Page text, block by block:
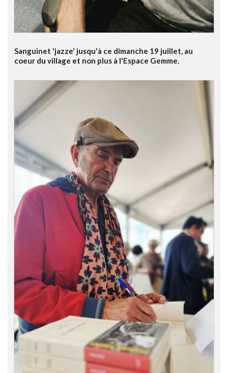
Sanguinet 'jazze' jusqu'à ce dimanche 19 juillet, au
coeur du village et non plus à l'Espace Gemme.